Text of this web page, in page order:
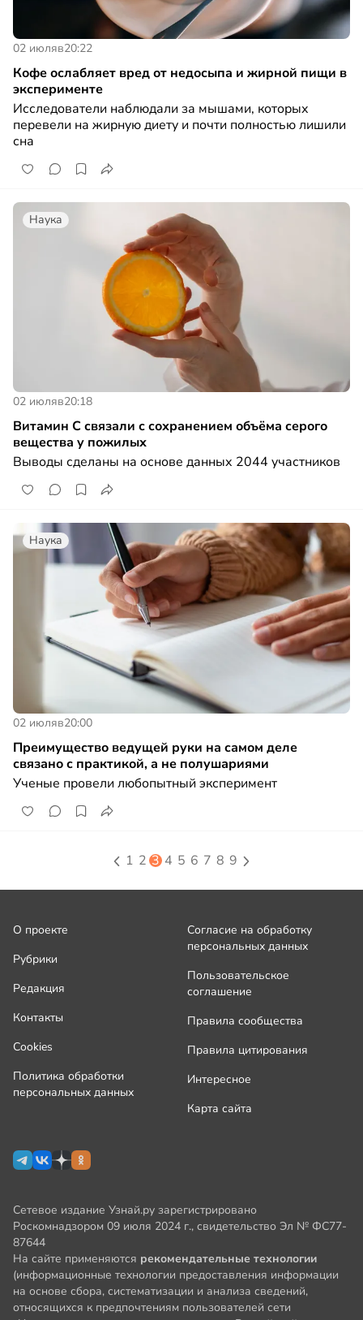
02 июляв20:22
Кофе ослабляет вред от недосыпа и жирной пищи в
эксперименте
Исследователи наблюдали за мышами, которых
перевели на жирную диету и почти полностью лишили
сна
Наука
02 июляв20:18
Витамин C связали с сохранением объёма серого
вещества у пожилых
Выводы сделаны на основе данных 2044 участников
Наука
02 июляв20:00
Преимущество ведущей руки на самом деле
связано с практикой, а не полушариями
Ученые провели любопытный эксперимент
1 2 3 4 5 6 7 8 9
О проекте
Рубрики
Редакция
Контакты
Cookies
Политика обработки
персональных данных
Согласие на обработку
персональных данных
Пользовательское
соглашение
Правила сообщества
Правила цитирования
Интересное
Карта сайта
Сетевое издание Узнай.ру зарегистрировано
Роскомнадзором 09 июля 2024 г., свидетельство Эл № ФС77-
87644
На сайте применяются рекомендательные технологии
(информационные технологии предоставления информации
на основе сбора, систематизации и анализа сведений,
относящихся к предпочтениям пользователей сети